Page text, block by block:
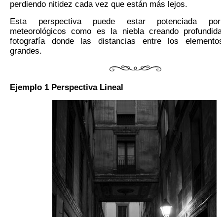
perdiendo nitidez cada vez que están más lejos.
Esta perspectiva puede estar potenciada
meteorológicos como es la niebla creando
fotografía donde las distancias entre los
grandes.
Ejemplo 1 Perspectiva Lineal